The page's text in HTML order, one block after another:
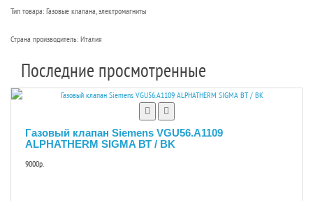
Тип товара: Газовые клапана, электромагниты
Страна производитель: Италия
Последние просмотренные
Газовый клапан Siemens VGU56.A1109
ALPHATHERM SIGMA ВТ / BK
9000р.